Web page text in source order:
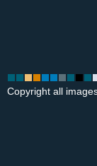
Copyright all